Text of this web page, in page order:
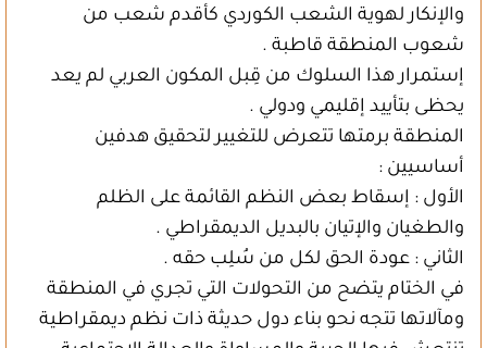
والإنكار لهوية الشعب الكوردي كأقدم شعب من
شعوب المنطقة قاطبة .
إستمرار هذا السلوك من قِبل المكون العربي لم يعد
يحظى بتأييد إقليمي ودولي .
المنطقة برمتها تتعرض للتغيير لتحقيق هدفين
أساسيين :
الأول : إسقاط بعض النظم القائمة على الظلم
والطغيان والإتيان بالبديل الديمقراطي .
الثاني : عودة الحق لكل من سُلِب حقه .
في الختام يتضح من التحولات التي تجري في المنطقة
ومآلاتها تتجه نحو بناء دول حديثة ذات نظم ديمقراطية